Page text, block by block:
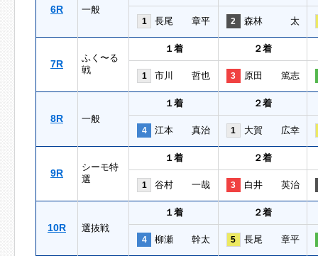
6R 一般
1 長尾 章平 2 森林 太
7R
ふく〜る
戦
１着 ２着
1 市川 哲也 3 原田 篤志
8R 一般
１着 ２着
4 江本 真治 1 大賀 広幸
9R
シーモ特
選
１着 ２着
1 谷村 一哉 3 白井 英治
10R 選抜戦
１着 ２着
4 柳瀬 幹太 5 長尾 章平